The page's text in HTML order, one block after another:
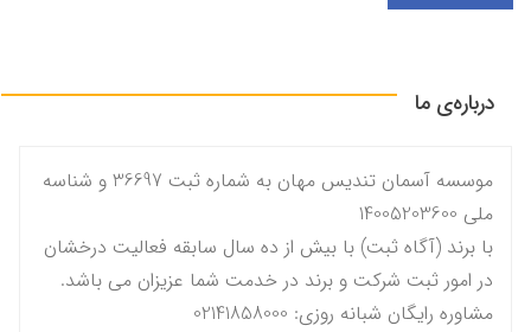
درباره‌ی ما
موسسه آسمان تندیس مهان به شماره ثبت 36697 و شناسه
ملی 14005203600
با برند (آگاه ثبت) با بیش از ده سال سابقه فعالیت درخشان
در امور ثبت شرکت و برند در خدمت شما عزیزان می باشد.
مشاوره رایگان شبانه روزی: 02141858000